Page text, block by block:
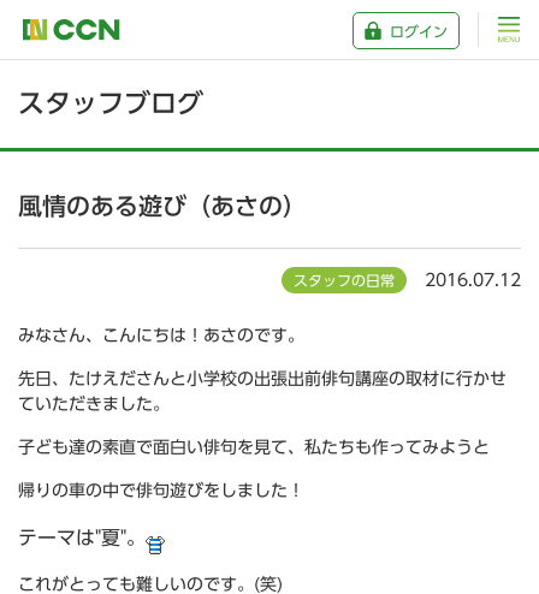
ログイン
スタッフブログ
風情のある遊び（あさの）
スタッフの日常 2016.07.12
みなさん、こんにちは！あさのです。
先日、たけえださんと小学校の出張出前俳句講座の取材に行かせ
ていただきました。
子ども達の素直で面白い俳句を見て、私たちも作ってみようと
帰りの車の中で俳句遊びをしました！
テーマは"夏"。
これがとっても難しいのです。(笑)